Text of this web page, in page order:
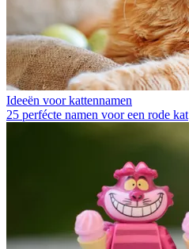
Ideeën voor kattennamen
25 perfécte namen voor een rode kat